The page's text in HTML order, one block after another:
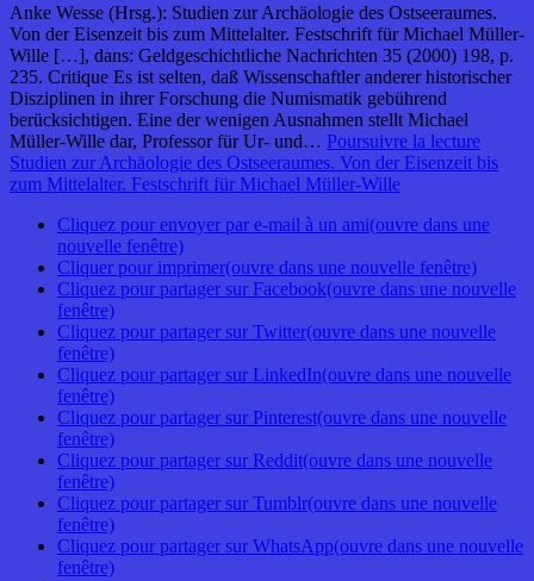
Anke Wesse (Hrsg.): Studien zur Archäologie des Ostseeraumes.
Von der Eisenzeit bis zum Mittelalter. Festschrift für Michael Müller-
Wille […], dans: Geldgeschichtliche Nachrichten 35 (2000) 198, p.
235. Critique Es ist selten, daß Wissenschaftler anderer historischer
Disziplinen in ihrer Forschung die Numismatik gebührend
berücksichtigen. Eine der wenigen Ausnahmen stellt Michael
Müller-Wille dar, Professor für Ur- und… Poursuivre la lecture
Studien zur Archäologie des Ostseeraumes. Von der Eisenzeit bis
zum Mittelalter. Festschrift für Michael Müller-Wille
Cliquez pour envoyer par e-mail à un ami(ouvre dans une
nouvelle fenêtre)
Cliquer pour imprimer(ouvre dans une nouvelle fenêtre)
Cliquez pour partager sur Facebook(ouvre dans une nouvelle
fenêtre)
Cliquez pour partager sur Twitter(ouvre dans une nouvelle
fenêtre)
Cliquez pour partager sur LinkedIn(ouvre dans une nouvelle
fenêtre)
Cliquez pour partager sur Pinterest(ouvre dans une nouvelle
fenêtre)
Cliquez pour partager sur Reddit(ouvre dans une nouvelle
fenêtre)
Cliquez pour partager sur Tumblr(ouvre dans une nouvelle
fenêtre)
Cliquez pour partager sur WhatsApp(ouvre dans une nouvelle
fenêtre)